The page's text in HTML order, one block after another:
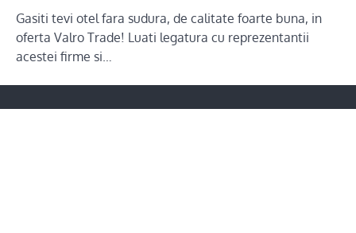
Gasiti tevi otel fara sudura, de calitate foarte buna, in
oferta Valro Trade! Luati legatura cu reprezentantii
acestei firme si…